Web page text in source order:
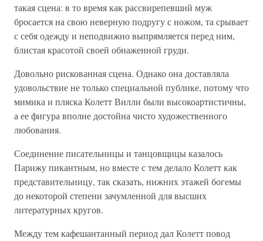
такая сцена: в то время как рассвирепевший муж
бросается на свою неверную подругу с ножом, та срывает
с себя одежду и неподвижно выпрямляется перед ним,
блистая красотой своей обнаженной груди.
Довольно рискованная сцена. Однако она доставляла
удовольствие не только специальной публике, потому что
мимика и пляска Колетт Вилли были высокоартистичны,
а ее фигура вполне достойна чисто художественного
любования.
Соединение писательницы и танцовщицы казалось
Парижу пикантным, но вместе с тем делало Колетт как
представительницу, так сказать, нижних этажей богемы
до некоторой степени зачумленной для высших
литературных кругов.
Между тем кафешантанный период дал Колетт повод